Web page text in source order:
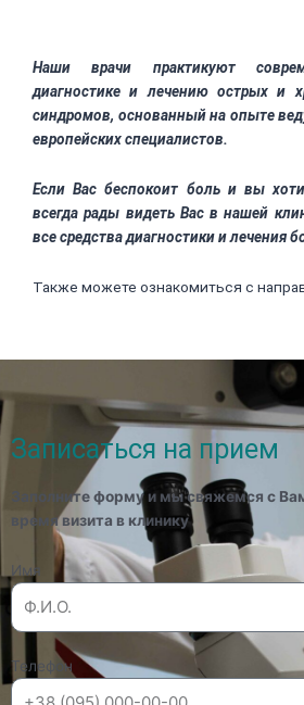
Наши врачи практикуют
диагностике и лечению острых и
синдромов, основанный на опыте
европейских специалистов.
Если Вас беспокоит боль и вы
всегда рады видеть Вас в нашей
все средства диагностики и лечения
Также можете ознакомиться с
Записаться на прием
Заполните форму и мы свяжемся с
время визита в клинику
Имя
Телефон